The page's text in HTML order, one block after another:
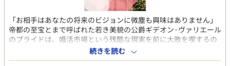
「お相手はあなたの将来のビジョンに微塵も興味はありません」
帝都の至宝とまで呼ばれた若き美貌の公爵ギデオン·ヴァリエール
のプライドは、婚活市場という残酷な現実を前に大敗を喫するの
だった―― かつて4度婚約を破棄したギデオンが、じいやに叱ら
れて最後の砦と門を潜った『貴族専門結婚相談所』。 担当の相談
続きを読む